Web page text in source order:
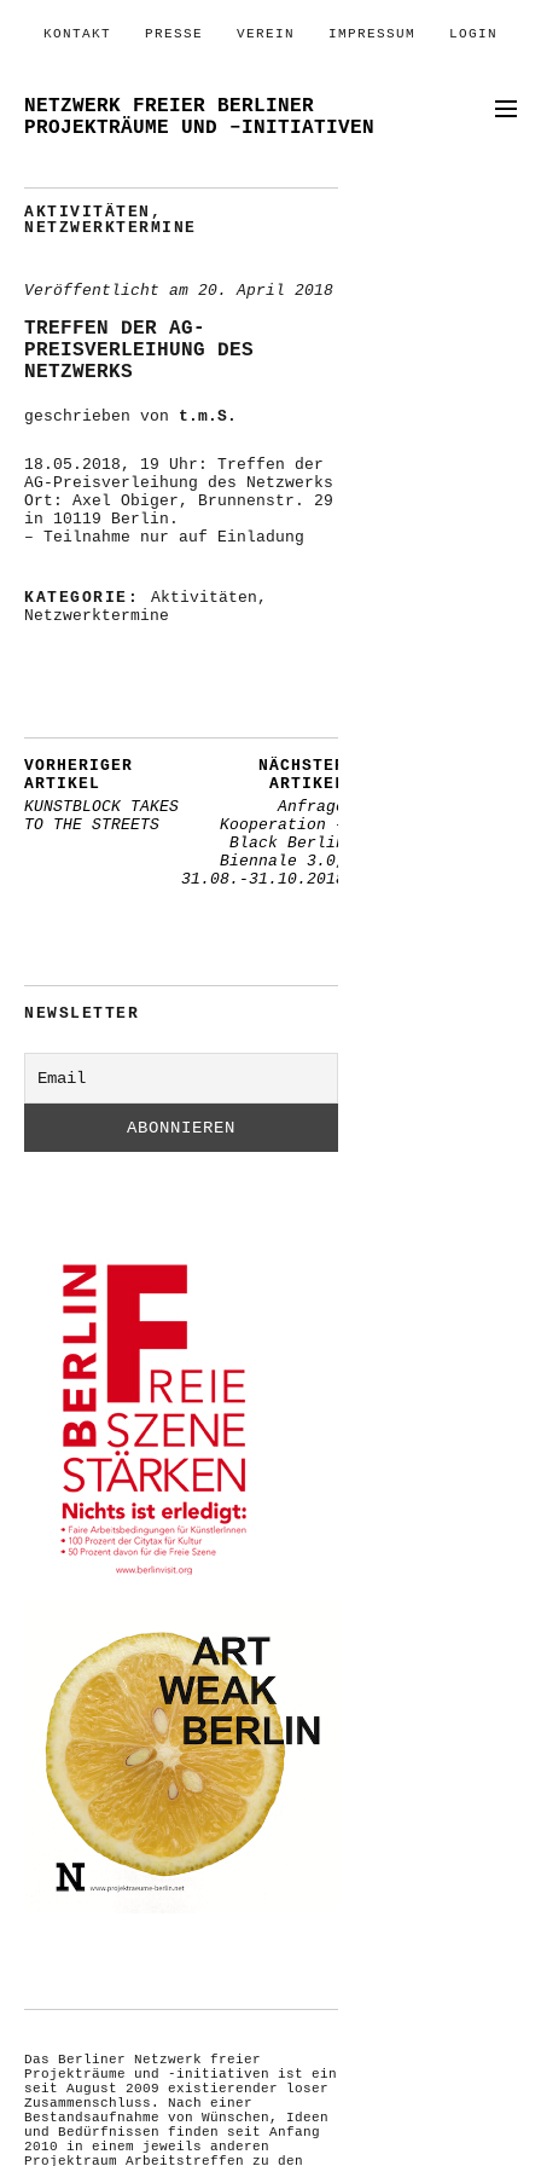
KONTAKT PRESSE VEREIN IMPRESSUM LOGIN
NETZWERK FREIER BERLINER
PROJEKTRÄUME UND –INITIATIVEN
AKTIVITÄTEN ,
NETZWERKTERMINE
Veröffentlicht am 20. April 2018
TREFFEN DER AG-
PREISVERLEIHUNG DES
NETZWERKS
geschrieben von t.m.S.
18.05.2018, 19 Uhr: Treffen der
AG-Preisverleihung des Netzwerks
Ort: Axel Obiger, Brunnenstr. 29
in 10119 Berlin.
– Teilnahme nur auf Einladung
KATEGORIE: Aktivitäten ,
Netzwerktermine
VORHERIGER
ARTIKEL
KUNSTBLOCK TAKES
TO THE STREETS
NÄCHSTER
ARTIKEL
Anfrage
Kooperation –
Black Berlin
Biennale 3.0,
31.08.-31.10.2018
NEWSLETTER
Das Berliner Netzwerk freier
Projekträume und -initiativen ist ein
seit August 2009 existierender loser
Zusammenschluss. Nach einer
Bestandsaufnahme von Wünschen, Ideen
und Bedürfnissen finden seit Anfang
2010 in einem jeweils anderen
Projektraum Arbeitstreffen zu den